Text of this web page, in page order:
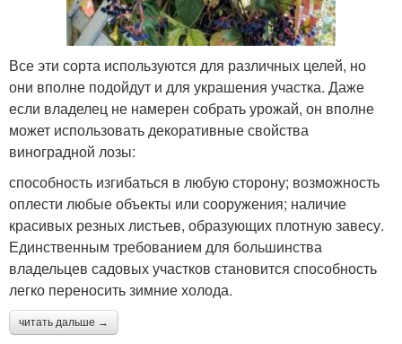
Все эти сорта используются для различных целей, но
они вполне подойдут и для украшения участка. Даже
если владелец не намерен собрать урожай, он вполне
может использовать декоративные свойства
виноградной лозы:
способность изгибаться в любую сторону; возможность
оплести любые объекты или сооружения; наличие
красивых резных листьев, образующих плотную завесу.
Единственным требованием для большинства
владельцев садовых участков становится способность
легко переносить зимние холода.
читать дальше →